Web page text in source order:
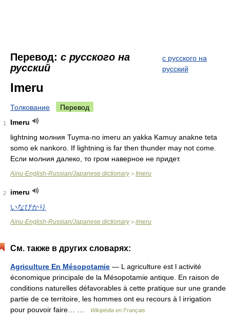
Перевод: с русского на
русский
с русского на
русский
Imeru
Толкование Перевод
1
Imeru
lightning молния Tuyma-no imeru an yakka Kamuy anakne teta
somo ek nankoro. If lightning is far then thunder may not come.
Если молния далеко, то гром наверное не придет.
Ainu-English-Russian/Japanese dictionary> Imeru
2
imeru
いなびかり
Ainu-English-Russian/Japanese dictionary> imeru
См. также в других словарях:
Agriculture En Mésopotamie — L agriculture est l activité
économique principale de la Mésopotamie antique. En raison de
conditions naturelles défavorables à cette pratique sur une grande
partie de ce territoire, les hommes ont eu recours à l irrigation
pour pouvoir faire… …
Wikipédia en Français